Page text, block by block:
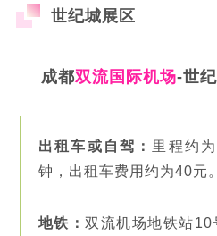
世纪城展区
成都双流国际机场-世
出租车或自驾： 里程约
钟，出租车费用约为40元。
地铁：双流机场地铁站10